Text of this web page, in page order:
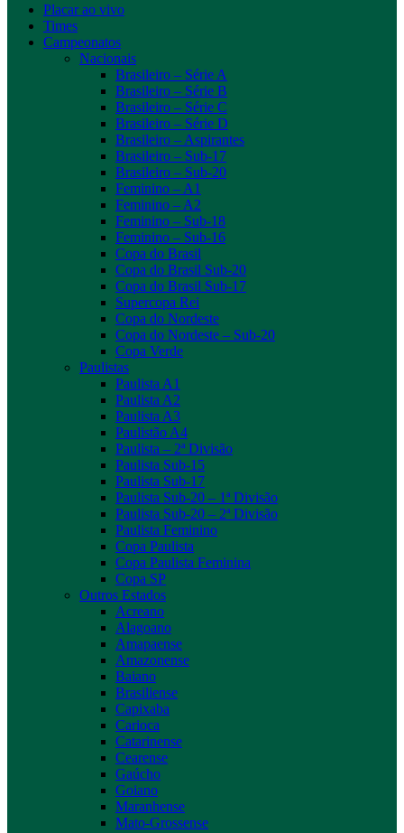
Placar ao vivo
Times
Campeonatos
Nacionais
Brasileiro – Série A
Brasileiro – Série B
Brasileiro – Série C
Brasileiro – Série D
Brasileiro – Aspirantes
Brasileiro – Sub-17
Brasileiro – Sub-20
Feminino – A1
Feminino – A2
Feminino – Sub-18
Feminino – Sub-16
Copa do Brasil
Copa do Brasil Sub-20
Copa do Brasil Sub-17
Supercopa Rei
Copa do Nordeste
Copa do Nordeste – Sub-20
Copa Verde
Paulistas
Paulista A1
Paulista A2
Paulista A3
Paulistão A4
Paulista – 2ª Divisão
Paulista Sub-15
Paulista Sub-17
Paulista Sub-20 – 1ª Divisão
Paulista Sub-20 – 2ª Divisão
Paulista Feminino
Copa Paulista
Copa Paulista Feminina
Copa SP
Outros Estados
Acreano
Alagoano
Amapaense
Amazonense
Baiano
Brasiliense
Capixaba
Carioca
Catarinense
Cearense
Gaúcho
Goiano
Maranhense
Mato-Grossense